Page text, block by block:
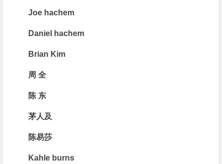
Joe hachem
Daniel hachem
Brian Kim
周 全
陈 东
茅人及
陈易莎
Kahle burns